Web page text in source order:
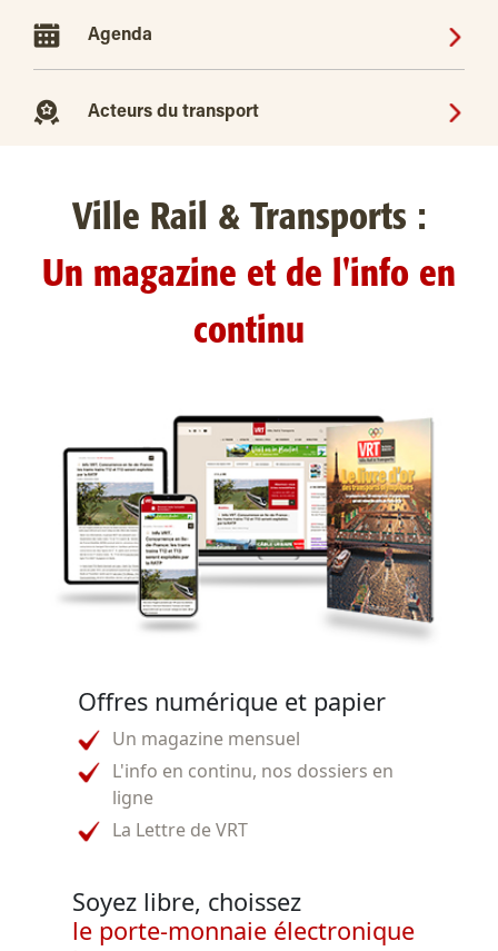
Agenda
Acteurs du transport
Ville Rail & Transports :
Un magazine et de l'info en
continu
Offres numérique et papier
Un magazine mensuel
L'info en continu, nos dossiers en
ligne
La Lettre de VRT
Soyez libre, choissez
le porte-monnaie électronique